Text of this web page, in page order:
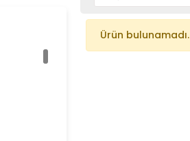
Ürün bulunamadı.